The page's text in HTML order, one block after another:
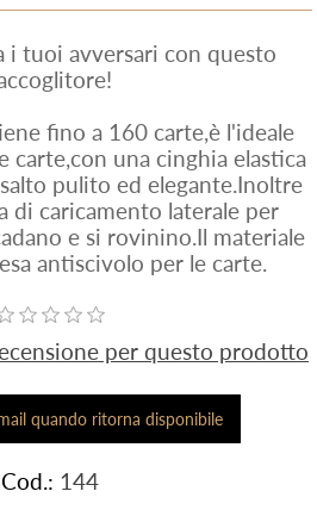
i tuoi avversari con questo
fino a 160 carte,è l'ideale
carte,con una cinghia elastica
pulito ed elegante.Inoltre
di caricamento laterale per
e si rovinino.Il materiale
antiscivolo per le carte.
per questo prodotto
Cod.: 144